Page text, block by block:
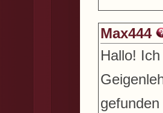
Max444
Hallo!